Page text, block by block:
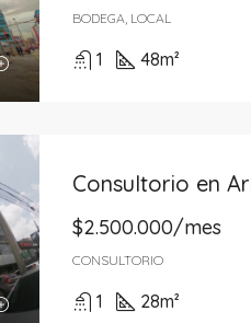
BODEGA, LOCAL
1 48m²
$2.500.000/mes
CONSULTORIO
1 28m²